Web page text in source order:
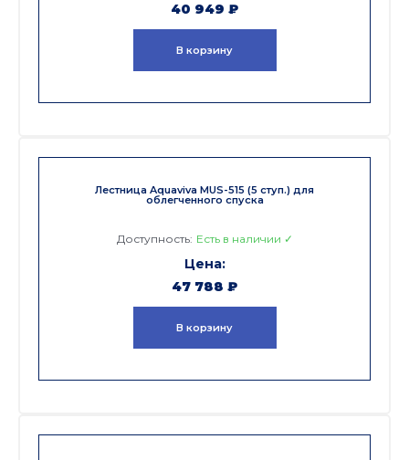
40 949 ₽
В корзину
Лестница Aquaviva MUS-515 (5 ступ.) для
облегченного спуска
Доступность: Есть в наличии ✓
47 788 ₽
В корзину